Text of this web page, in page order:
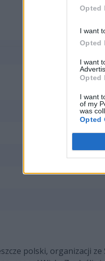
Opted
I want
Opted
I want
Opted
I want
of my
was
Opted
polski, organizacji